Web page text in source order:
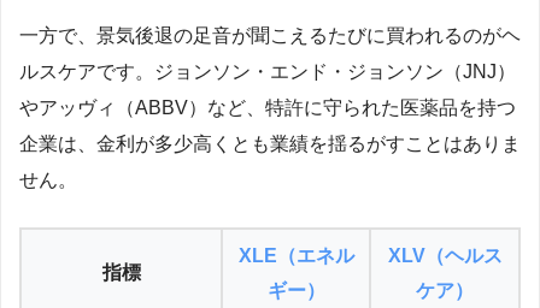
一方で、景気後退の足音が聞こえるたびに買われるのがヘ
ルスケアです。ジョンソン・エンド・ジョンソン（JNJ）
やアッヴィ（ABBV）など、特許に守られた医薬品を持つ
企業は、金利が多少高くとも業績を揺るがすことはありま
せん。
指標
XLE（エネル
ギー）
XLV（ヘルス
ケア）